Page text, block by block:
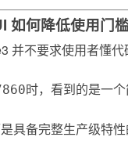
如何降低使用门
并不要求使用者懂
时，看到的是一
具备完整生产级特